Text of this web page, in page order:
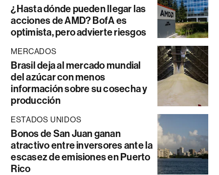
¿Hasta dónde pueden llegar las
acciones de AMD? BofA es
optimista, pero advierte riesgos
MERCADOS
Brasil deja al mercado mundial
del azúcar con menos
información sobre su cosecha y
producción
ESTADOS UNIDOS
Bonos de San Juan ganan
atractivo entre inversores ante la
escasez de emisiones en Puerto
Rico